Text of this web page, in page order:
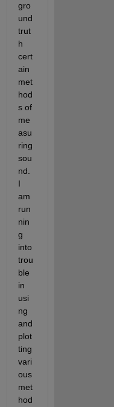
gro
und
trut
h
cert
ain
met
hod
s of
me
asu
ring
sou
nd.
I
am
run
nin
g
into
trou
ble
in
usi
ng
and
plot
ting
vari
ous
met
hod